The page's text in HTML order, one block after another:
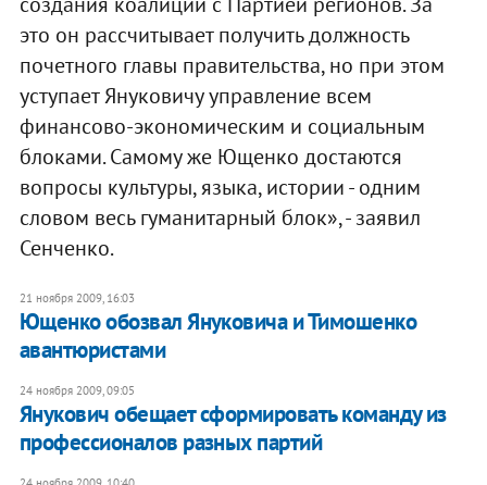
это он рассчитывает получить должность
почетного главы правительства, но при этом
уступает Януковичу управление всем
финансово-экономическим и социальным
блоками. Самому же Ющенко достаются
вопросы культуры, языка, истории - одним
словом весь гуманитарный блок», - заявил
Сенченко.
21 ноября 2009, 16:03
Ющенко обозвал Януковича и Тимошенко
авантюристами
24 ноября 2009, 09:05
Янукович обещает сформировать команду из
профессионалов разных партий